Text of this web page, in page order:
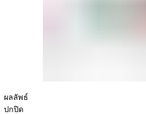
ผลลัพธ์
ปกปิด